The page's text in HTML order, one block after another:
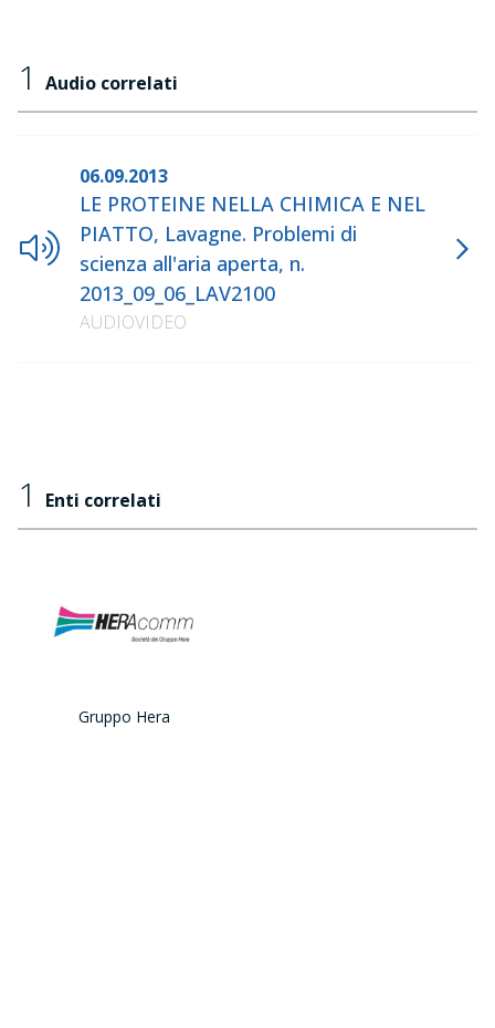
1 Audio correlati
06.09.2013
LE PROTEINE NELLA CHIMICA E NEL
PIATTO, Lavagne. Problemi di
scienza all'aria aperta, n.
2013_09_06_LAV2100
AUDIOVIDEO
1 Enti correlati
Gruppo Hera